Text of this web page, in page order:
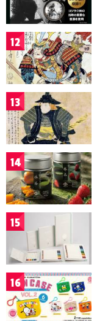
12
13
14
15
16